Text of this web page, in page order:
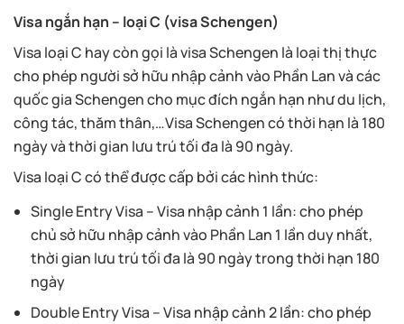
Visa ngắn hạn – loại C (visa Schengen)
Visa loại C hay còn gọi là visa Schengen là loại thị thực
cho phép người sở hữu nhập cảnh vào Phần Lan và các
quốc gia Schengen cho mục đích ngắn hạn như du lịch,
công tác, thăm thân,…Visa Schengen có thời hạn là 180
ngày và thời gian lưu trú tối đa là 90 ngày.
Visa loại C có thể được cấp bởi các hình thức:
Single Entry Visa – Visa nhập cảnh 1 lần: cho phép
chủ sở hữu nhập cảnh vào Phần Lan 1 lần duy nhất,
thời gian lưu trú tối đa là 90 ngày trong thời hạn 180
ngày
Double Entry Visa – Visa nhập cảnh 2 lần: cho phép